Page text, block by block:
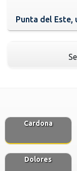
Punta del Este,
Cardona
Dolores